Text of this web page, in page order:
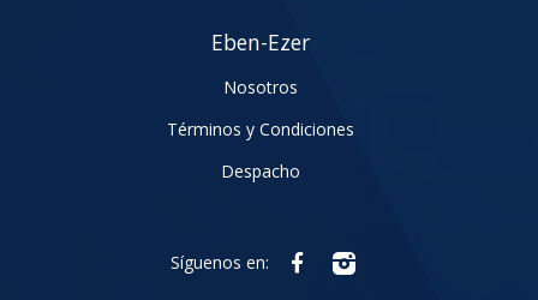
Eben-Ezer
Nosotros
Términos y Condiciones
Despacho
Síguenos en: